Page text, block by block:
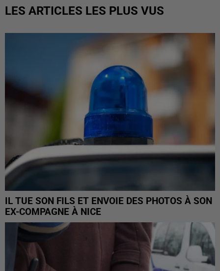
LES ARTICLES LES PLUS VUS
IL TUE SON FILS ET ENVOIE DES PHOTOS À SON
EX-COMPAGNE À NICE